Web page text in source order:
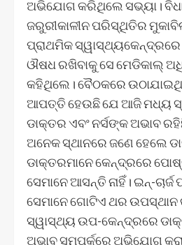
ଅଭିଯୋଗ କରିଥିଲେ ସଭ୍ୟା।
ଜରୁରୀକାଳୀନ ପରିସ୍ଥିତିର
ପ୍ରାଥମିକ
ଔଷଧ ରଖିବାକୁ ସେ ମେଡିକାଲ୍
କହିଥିଲେ। ବୈଠକରେ
ଆପତ୍ତି ହେଉଛି ଯେ ଆଜି ମଧ୍ୟ
ଡାକ୍ତର ଏବଂ ନର୍ସଙ୍କ ଅଭାବ
ଅନେକ ସ୍ଥାନରେ ଜଣେ ହେଲେ
ଡାକ୍ତରମାନେ କେନ୍ଦ୍ରରେ
ସେମାନେ ଆସନ୍ତି ନାହିଁ। ଇନ୍-ଚାର୍ଜ
ସେମାନେ ଗୋଟିଏ ଥର ଉପସ୍ଥାନ
ସ୍ୱାସ୍ଥ୍ୟ ଉପ-କେନ୍ଦ୍ରରେ
ଅଭାବ ସମ୍ପର୍କରେ ଅଭିଯୋଗ